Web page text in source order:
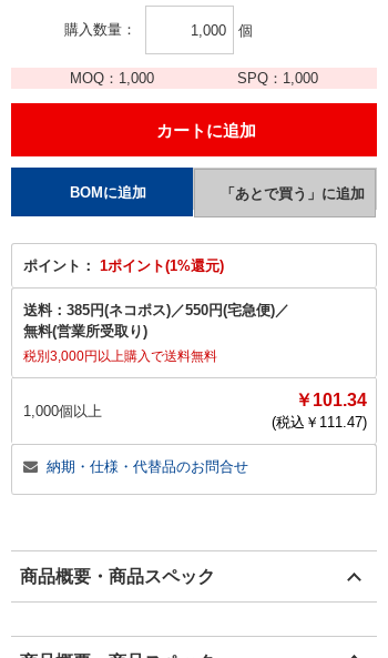
購入数量 個
MOQ： 1,000 SPQ： 1,000
ポイント： 1ポイント(1%還元)
送料： 385円(ネコポス)／550円(宅急便)／
無料(営業所受取り)
税別3,000円以上購入で送料無料
1,000個以上
￥101.34
(税込￥ 111.47)
納期・仕様・代替品のお問合せ
商品概要・商品スペック